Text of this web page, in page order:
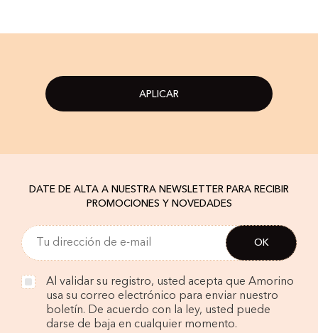
APLICAR
DATE DE ALTA A NUESTRA NEWSLETTER PARA RECIBIR
PROMOCIONES Y NOVEDADES
Al validar su registro, usted acepta que Amorino
usa su correo electrónico para enviar nuestro
boletín. De acuerdo con la ley, usted puede
darse de baja en cualquier momento.